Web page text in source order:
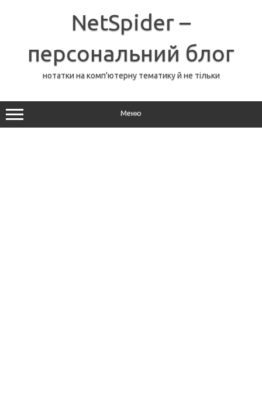
NetSpider –
персональний блог
нотатки на комп'ютерну тематику й не тільки
Меню